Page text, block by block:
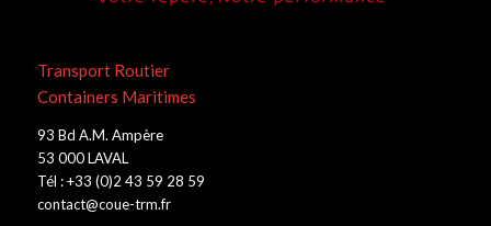
Transport Routier
Containers Maritimes
93 Bd A.M. Ampère
53 000 LAVAL
Tél : +33 (0)2 43 59 28 59
contact@coue-trm.fr